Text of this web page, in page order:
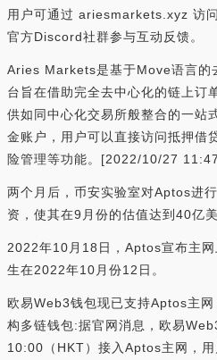
用户可通过 ariesmarkets.xyz 访
官方Discord社群参与互动反馈。
Aries Markets是基于Move语言的
台旨在借助完全去中心化的链上订
供如同中心化交易所般整合的一站
金账户，用户可以直接访问抵押借
险管理等功能。[2022/10/27
两个月后，币安实验室对Aptos进
资，使其在9月份的估值达到40亿美
2022年10月18日，Aptos宣布主
生在2022年10月份12日。
欧易Web3钱包现已支持Aptos主
构多链钱包:据官网消息，欧易
10:00（HKT）接入Aptos主网，